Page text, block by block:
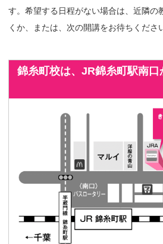
す。希望する日程がない場合は、近隣の
くか、または、次の開講をお待ちくださ
錦糸町校は、JR錦糸町駅南口